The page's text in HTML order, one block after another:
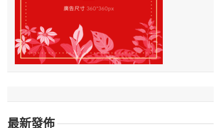
最新發佈